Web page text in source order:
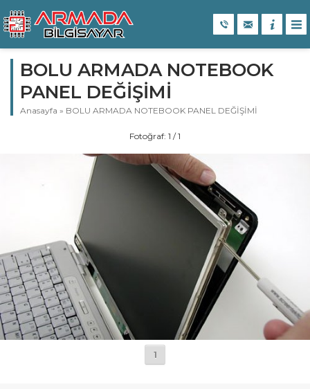
BOLU ARMADA NOTEBOOK
PANEL DEĞİŞİMİ
Anasayfa » BOLU ARMADA NOTEBOOK PANEL DEĞİŞİMİ
Fotoğraf: 1 / 1
1